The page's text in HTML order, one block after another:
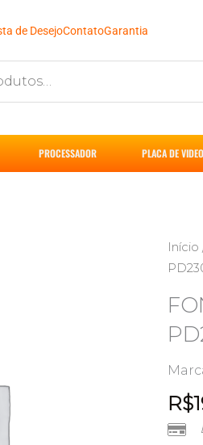
de DesejoContatoGarantia
PROCESSADOR PLACA DE VIDEO
Início
R$